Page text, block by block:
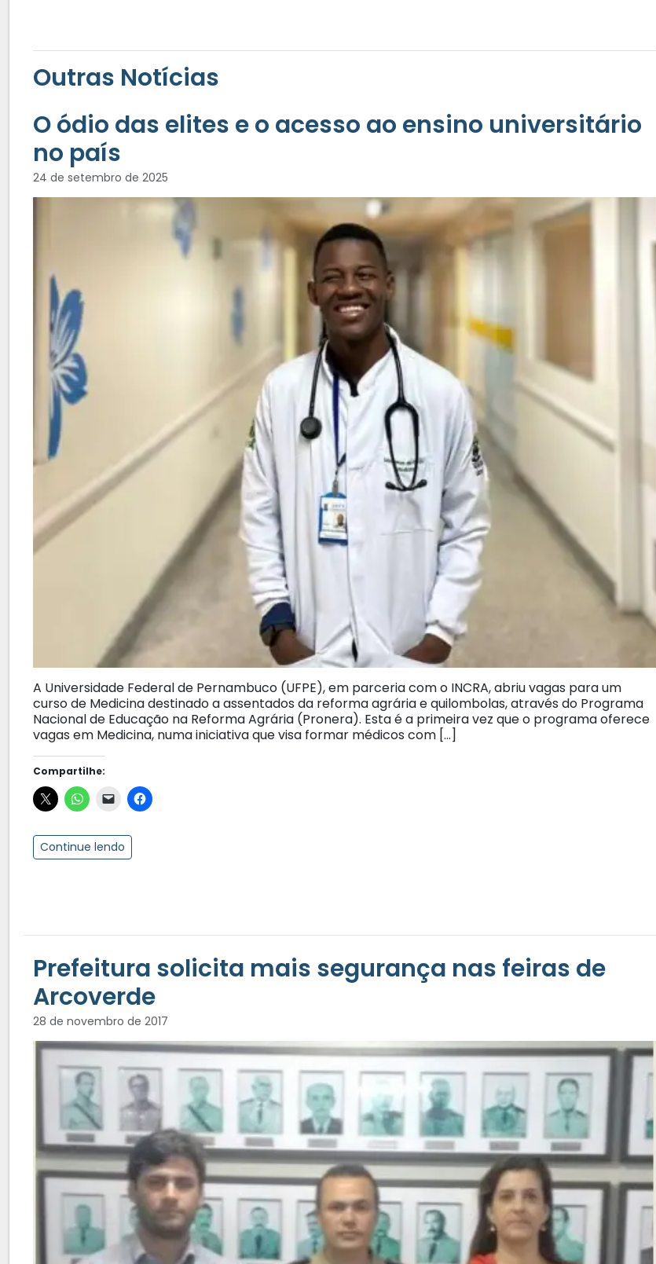
Outras Notícias
O ódio das elites e o acesso ao ensino universitário
no país
24 de setembro de 2025
A Universidade Federal de Pernambuco (UFPE), em parceria com o INCRA, abriu vagas para um
curso de Medicina destinado a assentados da reforma agrária e quilombolas, através do Programa
Nacional de Educação na Reforma Agrária (Pronera). Esta é a primeira vez que o programa oferece
vagas em Medicina, numa iniciativa que visa formar médicos com […]
Compartilhe:
Continue lendo
Prefeitura solicita mais segurança nas feiras de
Arcoverde
28 de novembro de 2017